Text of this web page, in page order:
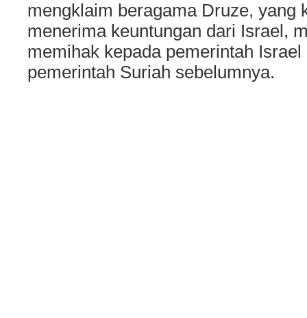
mengklaim beragama Druze, yang
menerima keuntungan dari Israel,
memihak kepada pemerintah Israel
pemerintah Suriah sebelumnya.